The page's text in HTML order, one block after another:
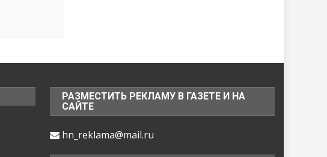
РАЗМЕСТИТЬ РЕКЛАМУ В ГАЗЕТЕ И НА
САЙТЕ
hn_reklama@mail.ru